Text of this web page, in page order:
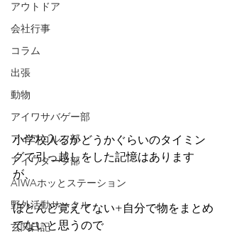
アウトドア
会社行事
コラム
出張
動物
アイワサバゲー部
アイワゴルフ部
アイワダーツ部
AIWAホッとステーション
野外活動サークル
玄関日記
小学校入るかどうかぐらいのタイミン
グで引っ越しをした記憶はあります
が、
ほとんど覚えてない+自分で物をまとめ
てないと思うので